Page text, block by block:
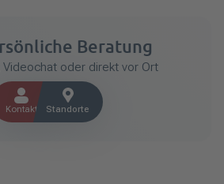
Beratung
Videochat oder direkt vor Ort
Kontakt Standorte